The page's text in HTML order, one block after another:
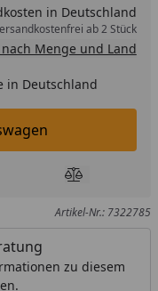
in Deutschland
ab 2 Stück
Menge und Land
in Deutschland
legen
hinzufügenProdukt
Artikel-Nr.: 7322785
zu diesem